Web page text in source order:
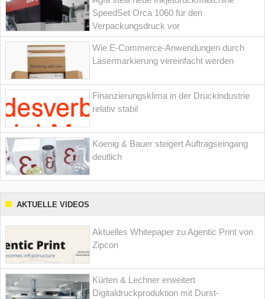
SpeedSet Orca 1060 für den
Verpackungsdruck vor
Wie E-Commerce-Anwendungen durch
Lasermarkierung vereinfacht werden
Finanzierungsklima in der Druckindustrie
relativ stabil
Koenig & Bauer steigert Auftragseingang
deutlich
AKTUELLE VIDEOS
Aktuelles Whitepaper zu Agentic Print von
Zipcon
Kürten & Lechner erweitert
Digitaldruckproduktion mit Durst-